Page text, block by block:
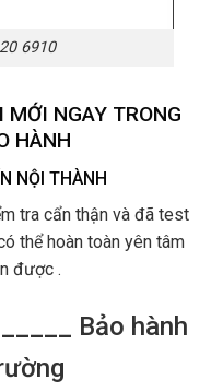
6910
NGAY TRONG
HÀNH
NỘI THÀNH
tra cẩn thận và đã test
thể hoàn toàn yên tâm
được .
Bảo hành